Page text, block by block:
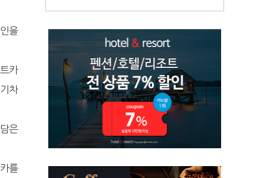
을
카
차
은
를